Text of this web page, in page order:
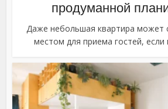
продуманной
Даже небольшая квартира может
местом для приема гостей, если